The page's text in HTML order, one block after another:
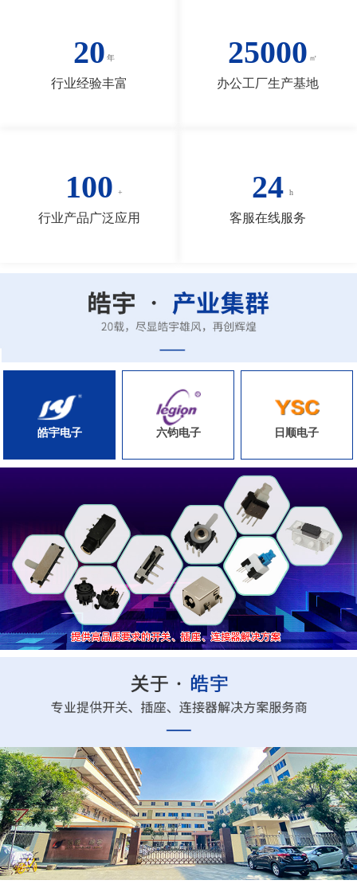
20
行业经验丰富
25000
办公工厂生产基地
100
行业产品广泛应用
24
客服在线服务
皓宇电子 六钧电子 日顺电子